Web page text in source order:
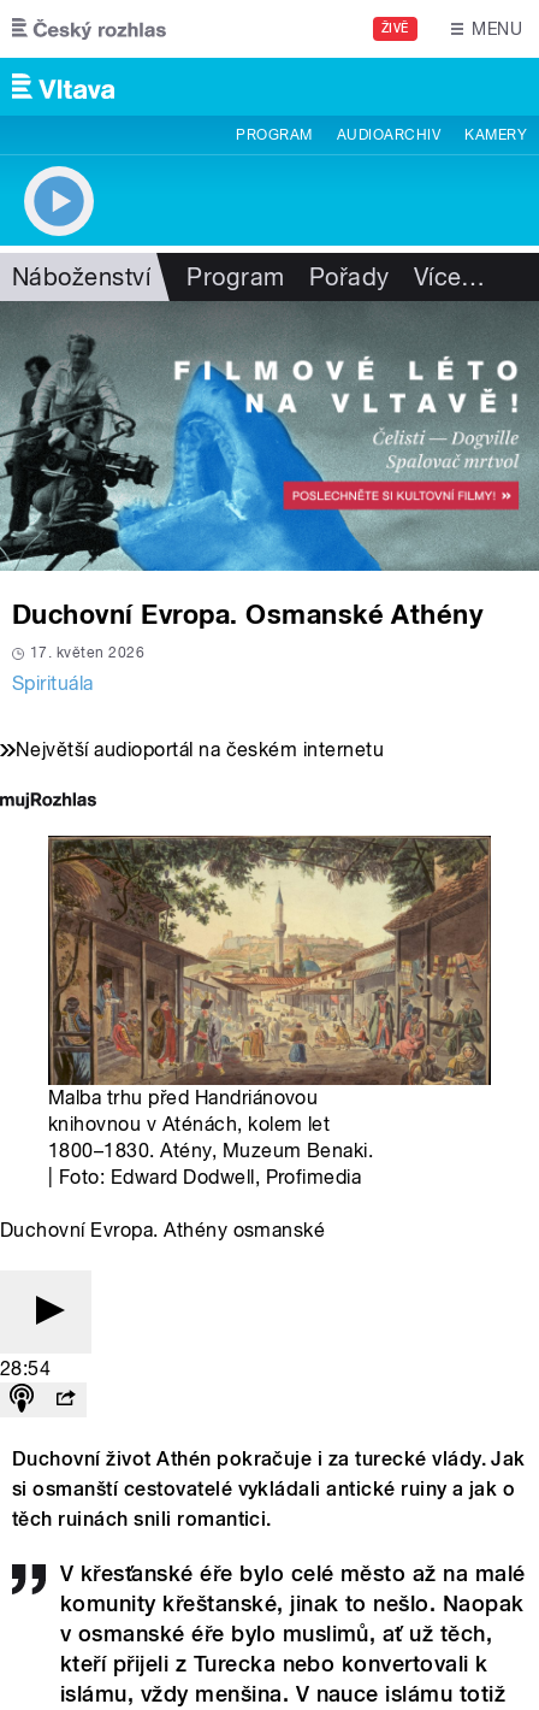
Přejít k hlavnímu obsahu
ŽIVĚ MENU
PROGRAM AUDIOARCHIV KAMERY
Náboženství Program Pořady Více…
Duchovní Evropa. Osmanské Athény
17. květen 2026
Spirituála
Největší audioportál na českém internetu
Malba trhu před Handriánovou
knihovnou v Aténách, kolem let
1800–1830. Atény, Muzeum Benaki.
| Foto: Edward Dodwell, Profimedia
Duchovní Evropa. Athény osmanské
28:54
Duchovní život Athén pokračuje i za turecké vlády. Jak
si osmanští cestovatelé vykládali antické ruiny a jak o
těch ruinách snili romantici.
V křesťanské éře bylo celé město až na malé
komunity křeštanské, jinak to nešlo. Naopak
v osmanské éře bylo muslimů, ať už těch,
kteří přijeli z Turecka nebo konvertovali k
islámu, vždy menšina. V nauce islámu totiž